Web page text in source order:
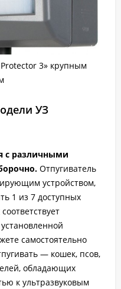
3» крупным
УЗ
с различными
Отпугиватель
устройством,
1 из 7 доступных
самостоятельно
— кошек, псов,
обладающих
к ультразвуковым